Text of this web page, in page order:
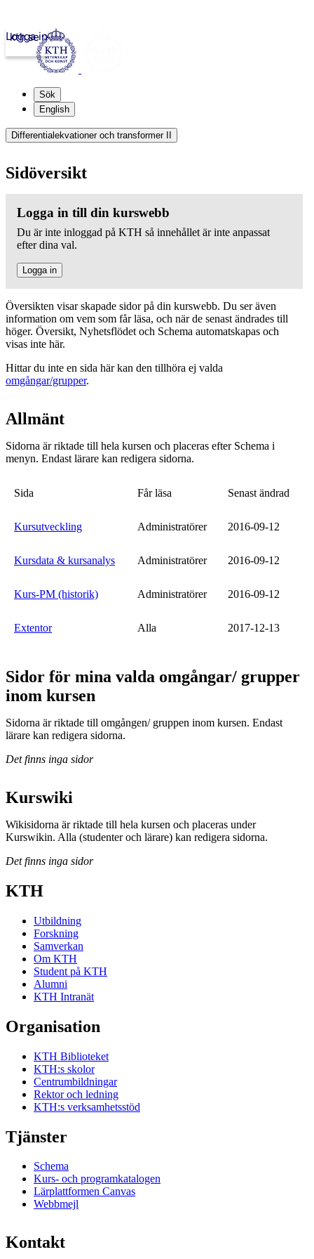
kth.se
Logga in
Sök
English
Differentialekvationer och transformer II
Sidöversikt
Logga in till din kurswebb
Du är inte inloggad på KTH så innehållet är inte anpassat
efter dina val.
Logga in
Översikten visar skapade sidor på din kurswebb. Du ser även
information om vem som får läsa, och när de senast ändrades till
höger. Översikt, Nyhetsflödet och Schema automatskapas och
visas inte här.
Hittar du inte en sida här kan den tillhöra ej valda
omgångar/grupper.
Allmänt
Sidorna är riktade till hela kursen och placeras efter Schema i
menyn. Endast lärare kan redigera sidorna.
Sida Får läsa Senast ändrad
Kursutveckling Administratörer 2016-09-12
Kursdata & kursanalys Administratörer 2016-09-12
Kurs-PM (historik) Administratörer 2016-09-12
Extentor Alla 2017-12-13
Sidor för mina valda omgångar/ grupper
inom kursen
Sidorna är riktade till omgången/ gruppen inom kursen. Endast
lärare kan redigera sidorna.
Det finns inga sidor
Kurswiki
Wikisidorna är riktade till hela kursen och placeras under
Kurswikin. Alla (studenter och lärare) kan redigera sidorna.
Det finns inga sidor
KTH
Utbildning
Forskning
Samverkan
Om KTH
Student på KTH
Alumni
KTH Intranät
Organisation
KTH Biblioteket
KTH:s skolor
Centrumbildningar
Rektor och ledning
KTH:s verksamhetsstöd
Tjänster
Schema
Kurs- och programkatalogen
Lärplattformen Canvas
Webbmejl
Kontakt